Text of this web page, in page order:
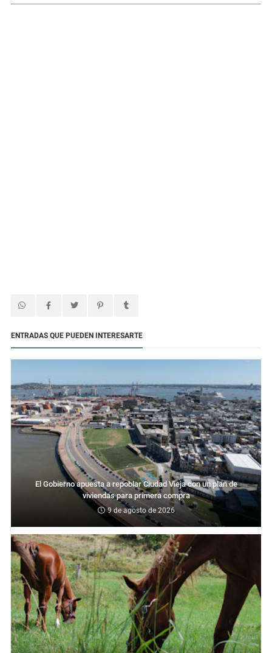
ENTRADAS QUE PUEDEN INTERESARTE
El Gobierno apuesta a repoblar Ciudad Vieja con un plan de
viviendas para primera compra
9 de agosto de 2026